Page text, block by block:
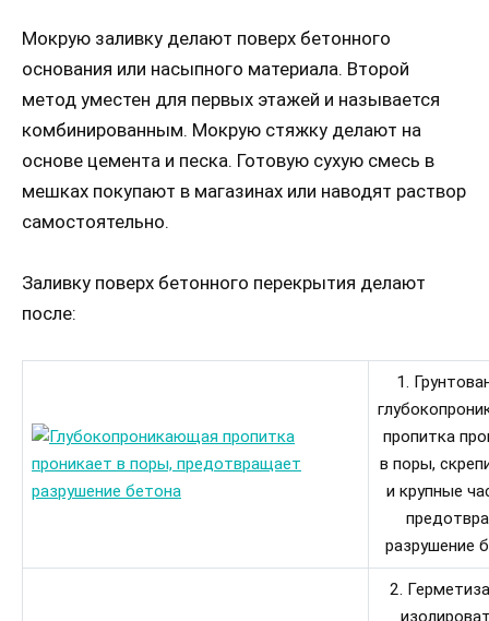
Мокрую заливку делают поверх бетонного
основания или насыпного материала. Второй
метод уместен для первых этажей и называется
комбинированным. Мокрую стяжку делают на
основе цемента и песка. Готовую сухую смесь в
мешках покупают в магазинах или наводят раствор
самостоятельно.
Заливку поверх бетонного перекрытия делают
после:
1.
пропитка
в поры,
и крупные
разрушение
2.